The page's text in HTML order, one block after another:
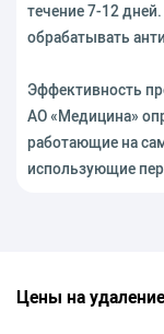
течение 7-12
обрабатывать
Эффективность
АО «Медицина»
работающие на
использующие
Цены на